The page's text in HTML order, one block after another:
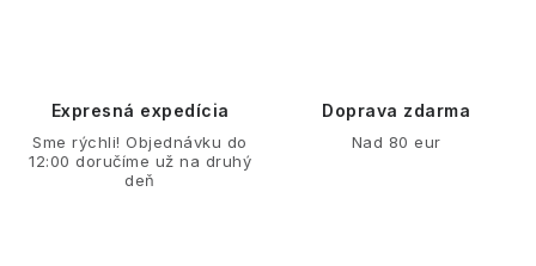
Expresná expedícia
Sme rýchli! Objednávku do
12:00 doručíme už na druhý
deň
Doprava zdarma
Nad 80 eur